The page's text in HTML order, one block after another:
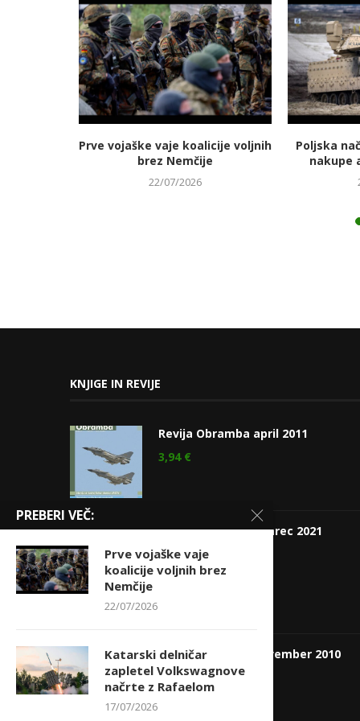
Prve vojaške vaje koalicije voljnih
brez Nemčije
22/07/2026
Poljska
nakupe
KNJIGE IN REVIJE
Revija Obramba april 2011
3,94 €
Revija Obramba, marec 2021
4,75 €
Revija Obramba november 2010
3,84€
PREBERI VEČ:
Prve vojaške vaje
koalicije voljnih brez
Nemčije
22/07/2026
Katarski delničar
zapletel Volkswagnove
načrte z Rafaelom
17/07/2026